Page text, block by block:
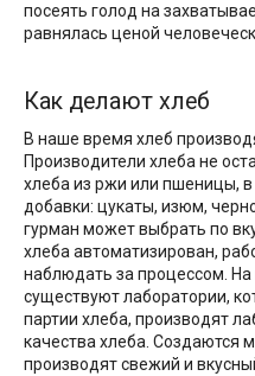
посеять голод на
равнялась ценой
Как делают хлеб
В наше время хлеб
Производители хлеба не
хлеба из ржи или пшеницы,
добавки: цукаты, изюм,
гурман может выбрать по
хлеба автоматизирован,
наблюдать за процессом.
существуют лаборатории,
партии хлеба, производят
качества хлеба. Создаются
производят свежий и